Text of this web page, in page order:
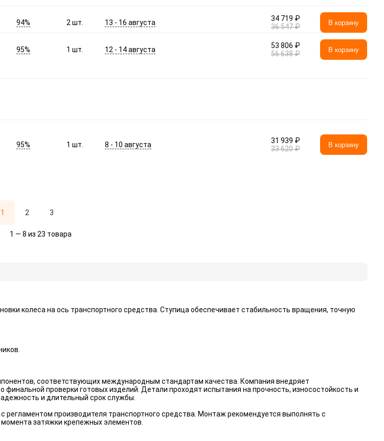
94% 2шт. 13 - 16 августа
34 719 ₽
36 547 ₽
В корзину
95% 1шт. 12 - 14 августа
53 806 ₽
56 638 ₽
В корзину
95% 1шт. 8 - 10 августа
31 939 ₽
33 620 ₽
В корзину
1 2 3
1 — 8 из 23 товара
колеса на ось транспортного средства. Ступица обеспечивает стабильность вращения, точную
соответствующих международным стандартам качества. Компания внедряет
проверки готовых изделий. Детали проходят испытания на прочность, износостойкость и
и длительный срок службы.
регламентом производителя транспортного средства. Монтаж рекомендуется выполнять с
затяжки крепежных элементов.